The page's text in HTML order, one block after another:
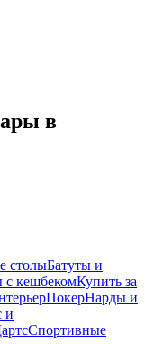
в
столыБатуты и
с кешбекомКупить за
ПокерНарды и
и
Спортивные